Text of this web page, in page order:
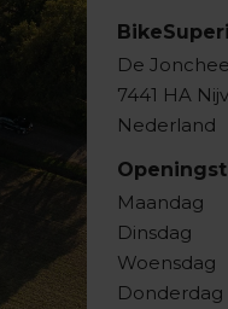
De
7441 HA
Nederland
Maandag
Dinsdag
Woensdag
Donderdag